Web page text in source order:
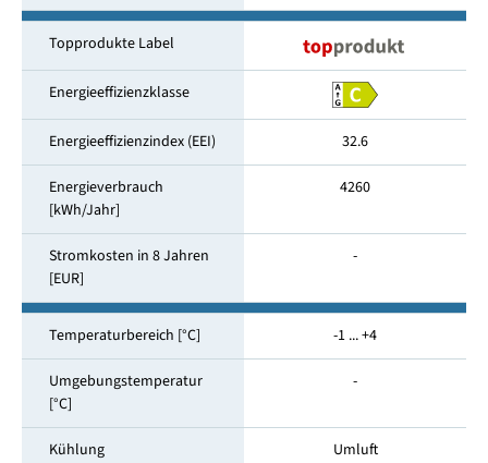
Topprodukte Label
Energieeffizienzklasse
Energieeffizienzindex (EEI) 32.6
Energieverbrauch
[kWh/Jahr]
4260
Stromkosten in 8 Jahren
[EUR]
-
Temperaturbereich [°C] -1 ... +4
Umgebungstemperatur
[°C]
-
Kühlung Umluft